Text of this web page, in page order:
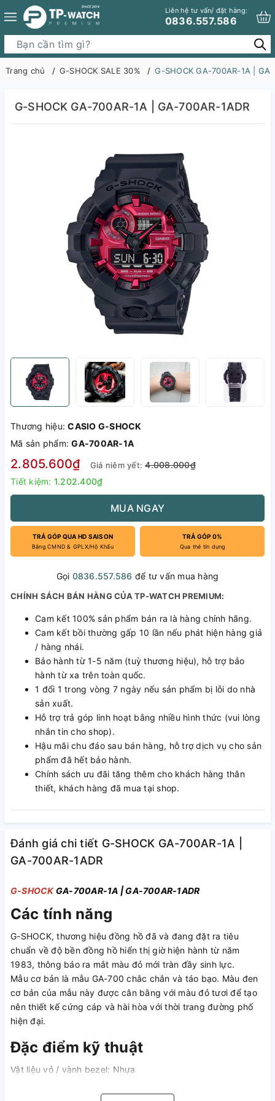
Liên hệ tư vấn/ đặt hàng:
0836.557.586
Trang chủ G-SHOCK SALE 30% G-SHOCK GA-700AR-1A |
G-SHOCK GA-700AR-1A | GA-700AR-1ADR
Thương hiệu:CASIO G-SHOCK
Mã sản phẩm:GA-700AR-1A
2.805.600₫ Giá niêm yết:4.008.000₫
Tiết kiệm: 1.202.400₫
MUA NGAY
TRẢ GÓP QUA HD SAISON
Bằng CMND & GPLX/Hộ Khẩu
TRẢ GÓP 0%
Qua thẻ tín dụng
Gọi 0836.557.586 để tư vấn mua hàng
CHÍNH SÁCH BÁN HÀNG CỦA TP-WATCH PREMIUM:
Cam kết 100% sản phẩm bán ra là hàng chính hãng.
Cam kết bồi thường gấp 10 lần nếu phát hiện hàng giả
/ hàng nhái.
Bảo hành từ 1-5 năm (tuỳ thương hiệu), hỗ trợ bảo
hành từ xa trên toàn quốc.
1 đổi 1 trong vòng 7 ngày nếu sản phẩm bị lỗi do nhà
sản xuất.
Hỗ trợ trả góp linh hoạt bằng nhiều hình thức (vui lòng
nhắn tin cho shop).
Hậu mãi chu đáo sau bán hàng, hỗ trợ dịch vụ cho sản
phẩm đã hết bảo hành.
Chính sách ưu đãi tăng thêm cho khách hàng thân
thiết, khách hàng đã mua tại shop.
Đánh giá chi tiết G-SHOCK GA-700AR-1A |
GA-700AR-1ADR
G-SHOCK GA-700AR-1A | GA-700AR-1ADR
Các tính năng
G-SHOCK, thương hiệu đồng hồ đã và đang đặt ra tiêu
chuẩn về độ bền đồng hồ hiển thị giờ hiện hành từ năm
1983, thông báo ra mắt màu đỏ mới tràn đầy sinh lực.
Mẫu cơ bản là mẫu GA-700 chắc chắn và táo bạo. Màu đen
cơ bản của mẫu này được cân bằng với màu đỏ tươi để tạo
nên thiết kế cứng cáp và hài hòa với thời trang đường phố
hiện đại.
Đặc điểm kỹ thuật
Vật liệu vỏ / vành bezel: Nhựa